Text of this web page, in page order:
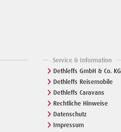
Service & Information
Dethleffs GmbH & Co. KG
Dethleffs Reisemobile
Dethleffs Caravans
Rechtliche Hinweise
Datenschutz
Impressum